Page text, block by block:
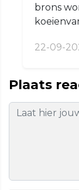
brons
22-09-
Plaats